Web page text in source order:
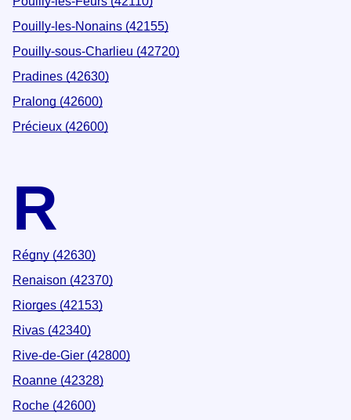
Pouilly-les-Nonains (42155)
Pouilly-sous-Charlieu (42720)
Pradines (42630)
Pralong (42600)
Précieux (42600)
R
Régny (42630)
Renaison (42370)
Riorges (42153)
Rivas (42340)
Rive-de-Gier (42800)
Roanne (42328)
Roche (42600)